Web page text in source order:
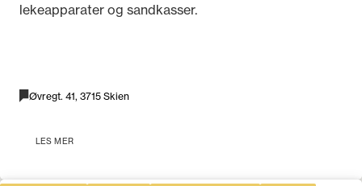
lekeapparater og sandkasser.
Øvregt. 41, 3715 Skien
LES MER